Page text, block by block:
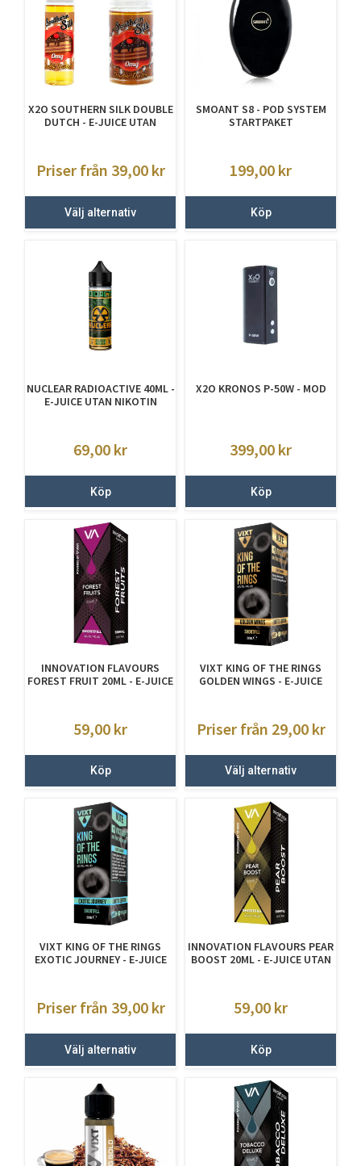
X2O SOUTHERN SILK DOUBLE
DUTCH - E-JUICE UTAN
Priser från 39,00 kr
Välj alternativ
SMOANT S8 - POD SYSTEM
STARTPAKET
199,00 kr
Köp
NUCLEAR RADIOACTIVE 40ML -
E-JUICE UTAN NIKOTIN
69,00 kr
Köp
X2O KRONOS P-50W - MOD
399,00 kr
Köp
INNOVATION FLAVOURS
FOREST FRUIT 20ML - E-JUICE
59,00 kr
Köp
VIXT KING OF THE RINGS
GOLDEN WINGS - E-JUICE
Priser från 29,00 kr
Välj alternativ
VIXT KING OF THE RINGS
EXOTIC JOURNEY - E-JUICE
Priser från 39,00 kr
Välj alternativ
INNOVATION FLAVOURS PEAR
BOOST 20ML - E-JUICE UTAN
59,00 kr
Köp